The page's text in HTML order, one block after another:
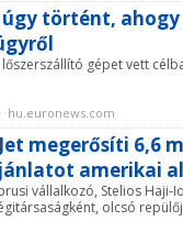
úgy történt,
gépet vett
hu.euronews.com
megerősíti 6,6
amerikai
vállalkozó, Stelios Haji-
olcsó